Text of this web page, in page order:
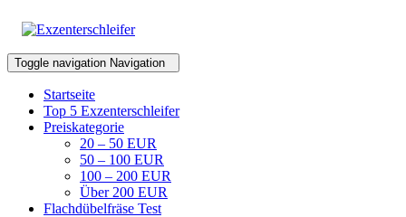
Toggle navigation Navigation
Startseite
Top 5 Exzenterschleifer
Preiskategorie
20 – 50 EUR
50 – 100 EUR
100 – 200 EUR
Über 200 EUR
Flachdübelfräse Test